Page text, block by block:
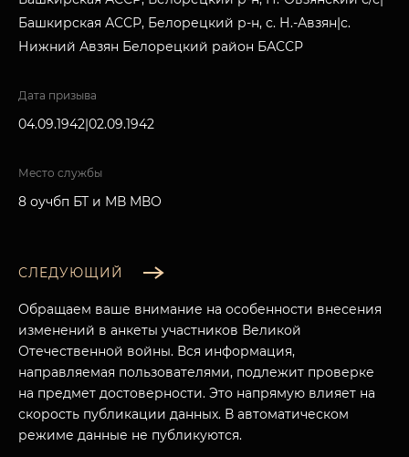
Башкирская АССР, Белорецкий р-н, с. Н.-Авзян|с.
Нижний Авзян Белорецкий район БАССР
Дата призыва
04.09.1942|02.09.1942
Место службы
8 оучбп БТ и МВ МВО
СЛЕДУЮЩИЙ
Обращаем ваше внимание на особенности внесения
изменений в анкеты участников Великой
Отечественной войны. Вся информация,
направляемая пользователями, подлежит проверке
на предмет достоверности. Это напрямую влияет на
скорость публикации данных. В автоматическом
режиме данные не публикуются.